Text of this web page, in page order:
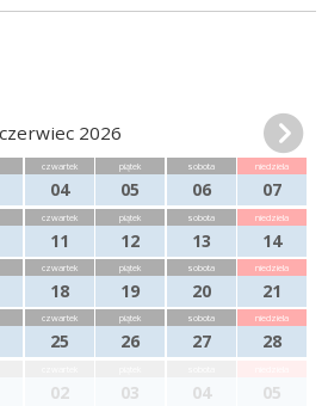
czerwiec 2026
czwartek
04
piątek
05
sobota
06
niedziela
07
czwartek
11
piątek
12
sobota
13
niedziela
14
czwartek
18
piątek
19
sobota
20
niedziela
21
czwartek
25
piątek
26
sobota
27
niedziela
28
02 03 04 05